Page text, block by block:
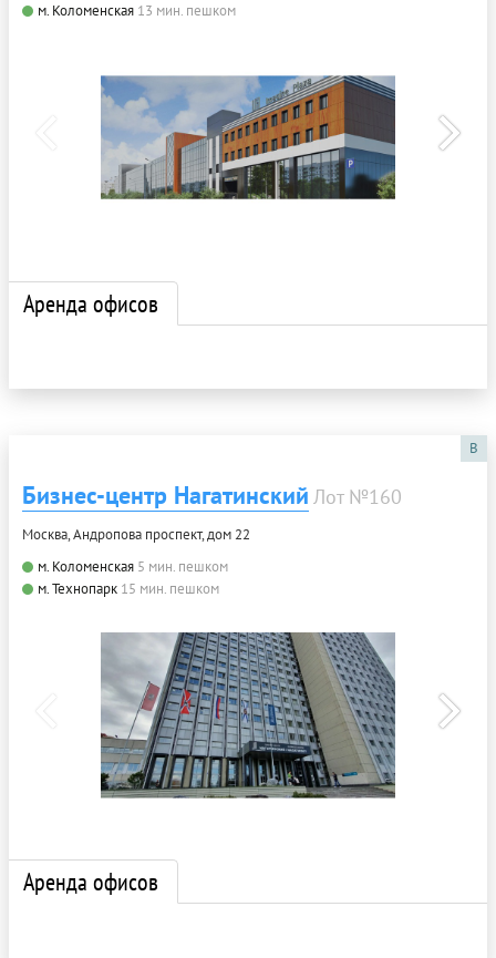
м. Коломенская 13 мин. пешком
Аренда офисов
B
Бизнес-центр Нагатинский Лот №160
Москва, Андропова проспект, дом 22
м. Коломенская 5 мин. пешком
м. Технопарк 15 мин. пешком
Аренда офисов